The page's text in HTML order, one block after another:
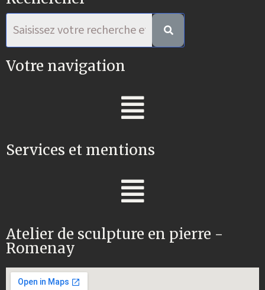
Votre navigation
Services et mentions
Atelier de sculpture en pierre -
Romenay